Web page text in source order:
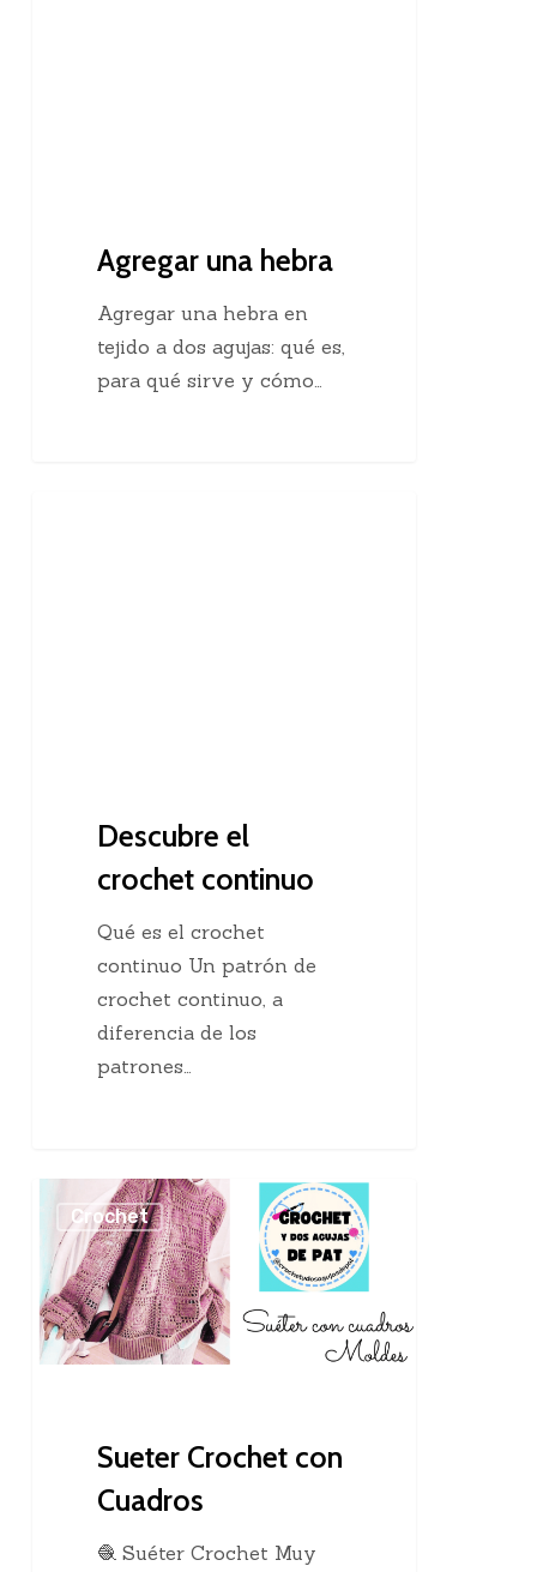
Agregar una hebra
Agregar una hebra en
tejido a dos agujas: qué es,
para qué sirve y cómo…
Descubre el
crochet continuo
Qué es el crochet
continuo Un patrón de
crochet continuo, a
diferencia de los
patrones…
Crochet
con
Cuadros
Crochet
Sueter Crochet con
Cuadros
🧶 Suéter Crochet Muy